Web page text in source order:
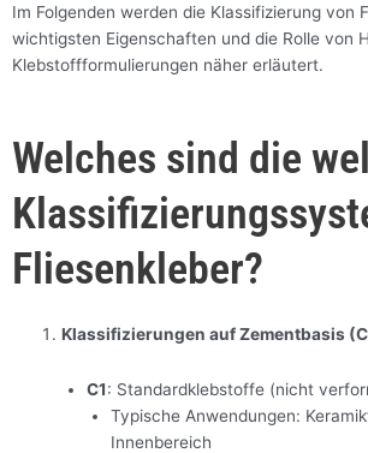
Im Folgenden werden die Klassifizierung von
wichtigsten Eigenschaften und die Rolle von
Klebstoffformulierungen näher erläutert.
Welches sind die
Fliesenkleber?
Klassifizierungen auf Zementbasis
C1: Standardklebstoffe (nicht
Typische Anwendungen:
Innenbereich